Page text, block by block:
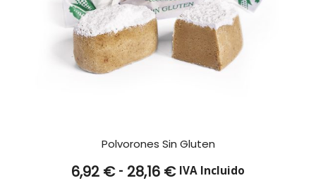
Polvorones Sin Gluten
6,92 € - 28,16 €Rango
IVA Incluido